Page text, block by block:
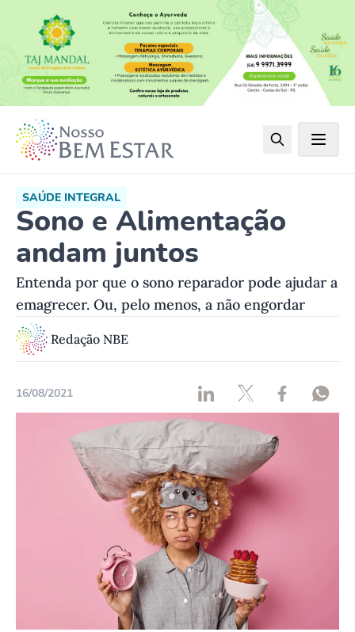
SAÚDE INTEGRAL
Sono e Alimentação
andam juntos
Entenda por que o sono reparador pode ajudar a
emagrecer. Ou, pelo menos, a não engordar
Redação NBE
16/08/2021